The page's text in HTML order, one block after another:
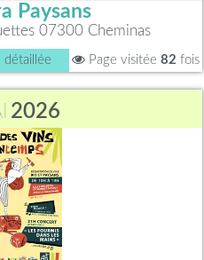
Paysans
07300 Cheminas
Page visitée 82 fois
2026